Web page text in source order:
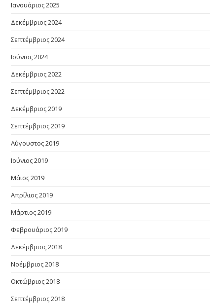
Ιανουάριος 2025
Δεκέμβριος 2024
Σεπτέμβριος 2024
Ιούνιος 2024
Δεκέμβριος 2022
Σεπτέμβριος 2022
Δεκέμβριος 2019
Σεπτέμβριος 2019
Αύγουστος 2019
Ιούνιος 2019
Μάιος 2019
Απρίλιος 2019
Μάρτιος 2019
Φεβρουάριος 2019
Δεκέμβριος 2018
Νοέμβριος 2018
Οκτώβριος 2018
Σεπτέμβριος 2018